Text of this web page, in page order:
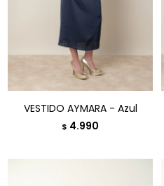
VESTIDO AYMARA - Azul
$ 4.990